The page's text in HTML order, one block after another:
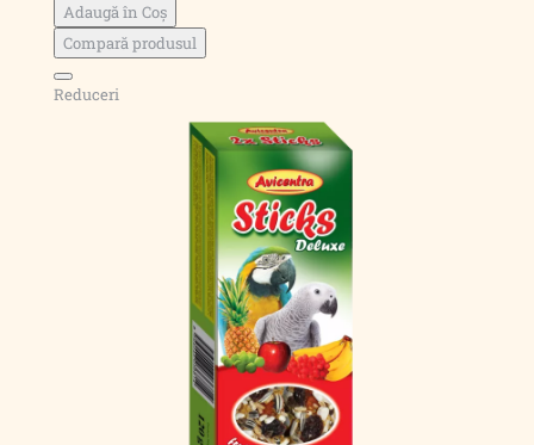
Adaugă în Coş
Compară produsul
Reduceri